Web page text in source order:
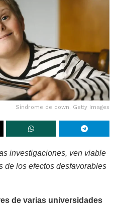
Síndrome de down. Getty Images
investigaciones, ven viable
de los efectos desfavorables
de varias universidades